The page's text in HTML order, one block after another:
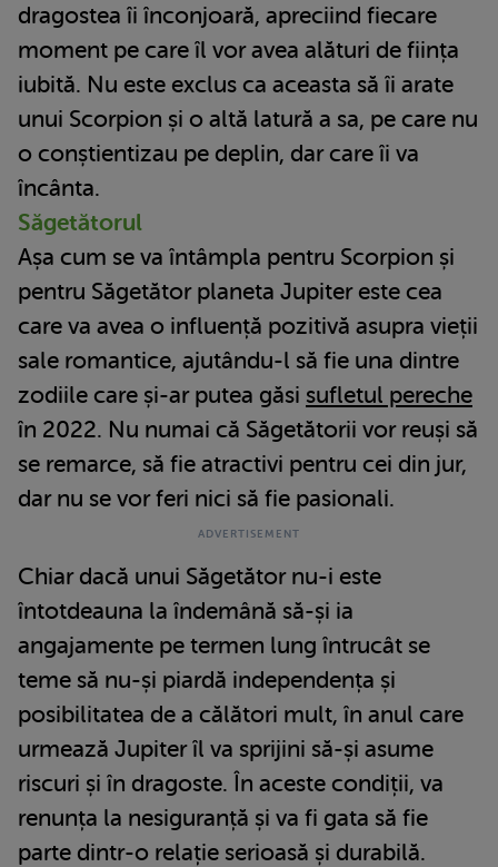
dragostea îi înconjoară, apreciind fiecare
moment pe care îl vor avea alături de ființa
iubită. Nu este exclus ca aceasta să îi arate
unui Scorpion și o altă latură a sa, pe care nu
o conștientizau pe deplin, dar care îi va
încânta.
Săgetătorul
Așa cum se va întâmpla pentru Scorpion și
pentru Săgetător planeta Jupiter este cea
care va avea o influență pozitivă asupra vieții
sale romantice, ajutându-l să fie una dintre
zodiile care și-ar putea găsi sufletul pereche
în 2022. Nu numai că Săgetătorii vor reuși să
se remarce, să fie atractivi pentru cei din jur,
dar nu se vor feri nici să fie pasionali.
Chiar dacă unui Săgetător nu-i este
întotdeauna la îndemână să-și ia
angajamente pe termen lung întrucât se
teme să nu-și piardă independența și
posibilitatea de a călători mult, în anul care
urmează Jupiter îl va sprijini să-și asume
riscuri și în dragoste. În aceste condiții, va
renunța la nesiguranță și va fi gata să fie
parte dintr-o relație serioasă și durabilă.